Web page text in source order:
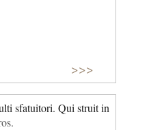
>>>
sfatuitori. Qui struit in